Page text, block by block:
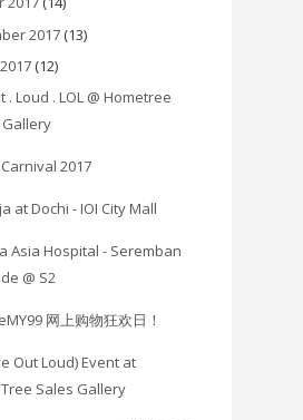
2017 (13)
(12)
. Loud . LOL @ Hometree
2017
at Dochi - IOI City Mall
Asia Hospital - Seremban
@ S2
网上购物狂欢日！
Out Loud) Event at
Sales Gallery